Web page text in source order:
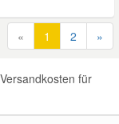
« 1 (current)
2 »
für